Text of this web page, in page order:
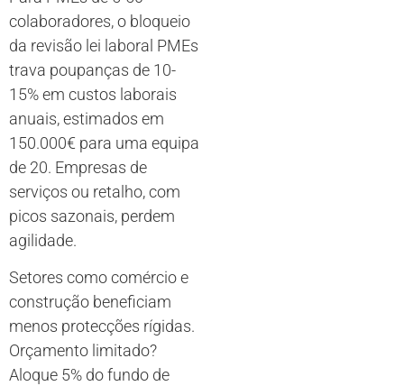
colaboradores, o bloqueio
da revisão lei laboral PMEs
trava poupanças de 10-
15% em custos laborais
anuais, estimados em
150.000€ para uma equipa
de 20. Empresas de
serviços ou retalho, com
picos sazonais, perdem
agilidade.
Setores como comércio e
construção beneficiam
menos protecções rígidas.
Orçamento limitado?
Aloque 5% do fundo de